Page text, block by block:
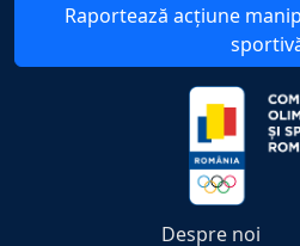
Raportează acțiune
Despre noi